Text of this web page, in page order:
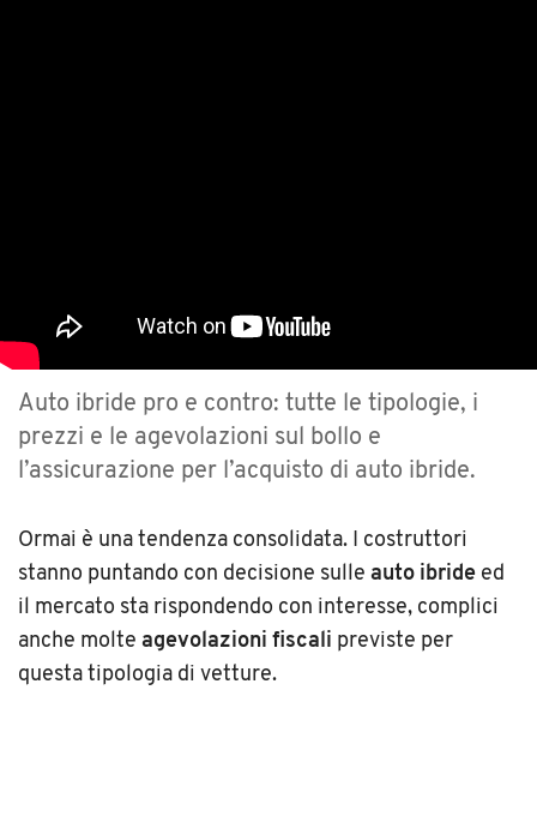
Auto ibride pro e contro: tutte le tipologie, i
prezzi e le agevolazioni sul bollo e
l’assicurazione per l’acquisto di auto ibride.
Ormai è una tendenza consolidata. I costruttori
stanno puntando con decisione sulle auto ibride ed
il mercato sta rispondendo con interesse, complici
anche molte agevolazioni fiscali previste per
questa tipologia di vetture.